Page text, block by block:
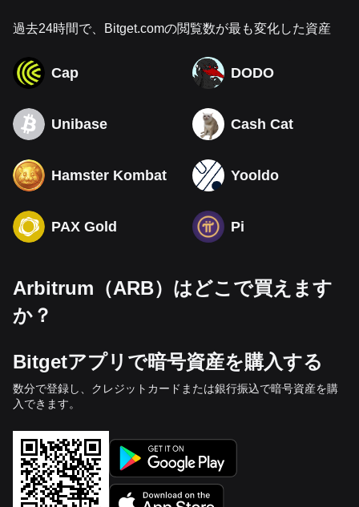
過去24時間で、Bitget.comの閲覧数が最も変化した資産
Cap DODO
Unibase Cash Cat
Hamster Kombat Yooldo
PAX Gold Pi
Arbitrum（ARB）はどこで買えます
か？
Bitgetアプリで暗号資産を購入する
数分で登録し、クレジットカードまたは銀行振込で暗号資産を購
入できます。